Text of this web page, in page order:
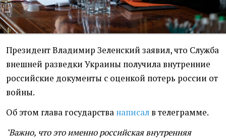
Президент Владимир Зеленский заявил, что Служба
внешней разведки Украины получила внутренние
российские документы с оценкой потерь россии от
войны.
Об этом глава государства написал в телеграмме.
"Важно, что это именно российская внутренняя